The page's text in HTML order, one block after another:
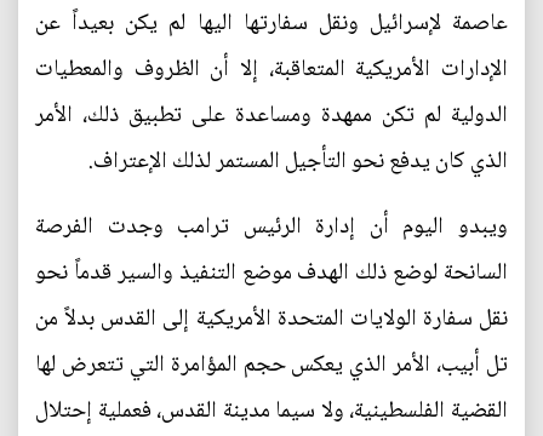
عاصمة لإسرائيل ونقل سفارتها اليها لم يكن بعيداً عن
الإدارات الأمريكية المتعاقبة، إلا أن الظروف والمعطيات
الدولية لم تكن ممهدة ومساعدة على تطبيق ذلك، الأمر
الذي كان يدفع نحو التأجيل المستمر لذلك الإعتراف.
ويبدو اليوم أن إدارة الرئيس ترامب وجدت الفرصة
السانحة لوضع ذلك الهدف موضع التنفيذ والسير قدماً نحو
نقل سفارة الولايات المتحدة الأمريكية إلى القدس بدلاً من
تل أبيب، الأمر الذي يعكس حجم المؤامرة التي تتعرض لها
القضية الفلسطينية، ولا سيما مدينة القدس، فعملية إحتلال